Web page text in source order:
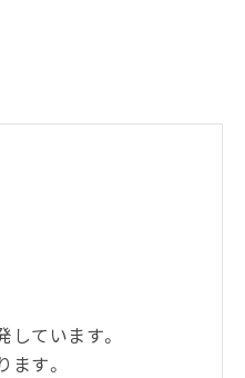
ています。
す。